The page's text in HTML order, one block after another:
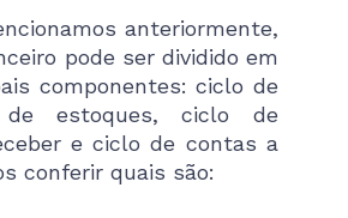
anteriormente,
pode ser dividido em
componentes: ciclo de
de estoques, ciclo de
e ciclo de contas a
conferir quais são: